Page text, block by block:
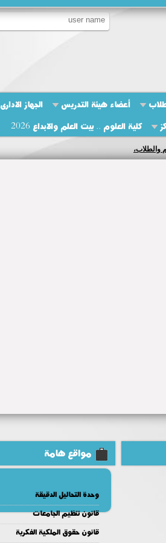
أعضاء هيئة التدريس الجهاز الادارى
كلية العلوم .. بيت العلم والابداع 2026
والطلاب،
مواقع هامة
وحدة التحاليل الدقيقة
قانون تنظيم الجامعات
قانون حقوق الملكية الفكرية